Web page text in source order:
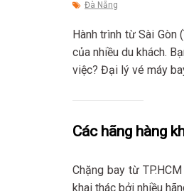
Đà Nẵng
Hành trình từ Sài Gòn
của nhiều du khách.
việc? Đại lý vé máy
Các hãng hàng
Chặng bay từ
khai thác bởi nhiều